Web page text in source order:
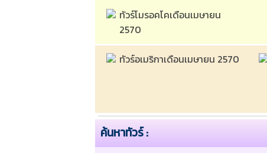
ทัวร์โมรอคโคเดือนเมษายน
2570
ทัวร์อเมริกาเดือนเมษายน 2570
ค้นหาทัวร์ :